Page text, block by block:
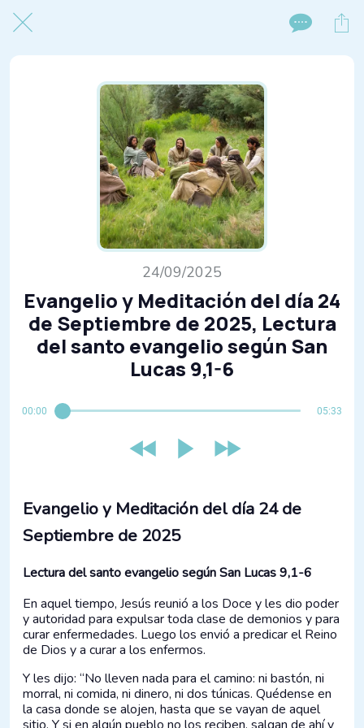
24/09/2025
Evangelio y Meditación del día 24
de Septiembre de 2025, Lectura
del santo evangelio según San
Lucas 9,1-6
00:00 05:33
Evangelio y Meditación del día 24 de
Septiembre de 2025
Lectura del santo evangelio según San Lucas 9,1-6
En aquel tiempo, Jesús reunió a los Doce y les dio poder
y autoridad para expulsar toda clase de demonios y para
curar enfermedades. Luego los envió a predicar el Reino
de Dios y a curar a los enfermos.
Y les dijo: “No lleven nada para el camino: ni bastón, ni
morral, ni comida, ni dinero, ni dos túnicas. Quédense en
la casa donde se alojen, hasta que se vayan de aquel